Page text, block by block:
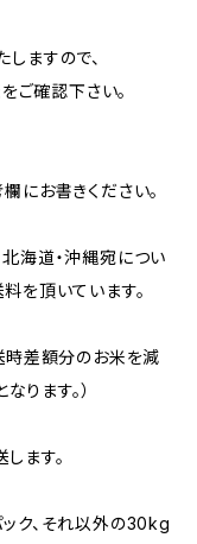
ますので、
ご確認下さい。
にお書きください。
海道・沖縄宛につい
を頂いています。
差額分のお米を減
ります。）
ます。
ク、それ以外の30kg